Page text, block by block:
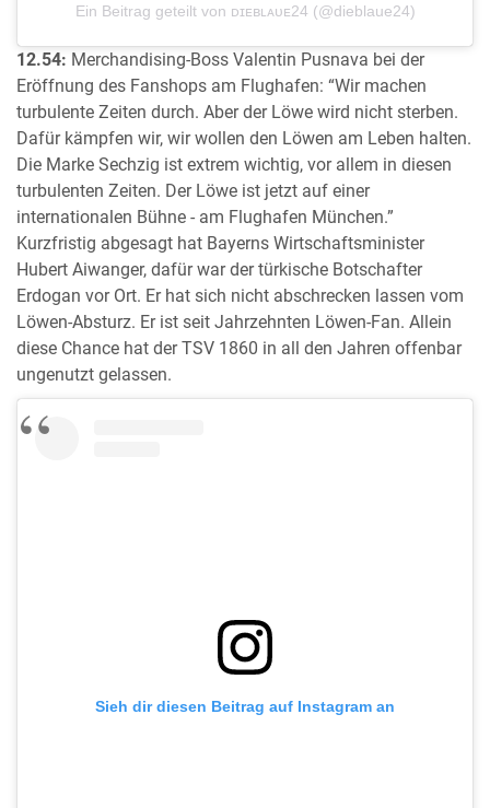
Ein Beitrag geteilt von ᴅɪᴇʙʟᴀᴜᴇ24 (@dieblaue24)
12.54: Merchandising-Boss Valentin Pusnava bei der
Eröffnung des Fanshops am Flughafen: “Wir machen
turbulente Zeiten durch. Aber der Löwe wird nicht sterben.
Dafür kämpfen wir, wir wollen den Löwen am Leben halten.
Die Marke Sechzig ist extrem wichtig, vor allem in diesen
turbulenten Zeiten. Der Löwe ist jetzt auf einer
internationalen Bühne - am Flughafen München.”
Kurzfristig abgesagt hat Bayerns Wirtschaftsminister
Hubert Aiwanger, dafür war der türkische Botschafter
Erdogan vor Ort. Er hat sich nicht abschrecken lassen vom
Löwen-Absturz. Er ist seit Jahrzehnten Löwen-Fan. Allein
diese Chance hat der TSV 1860 in all den Jahren offenbar
ungenutzt gelassen.
Sieh dir diesen Beitrag auf Instagram an